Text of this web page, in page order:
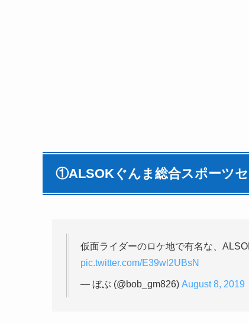
①ALSOKぐんま総合スポーツ
仮面ライダーのロケ地で有名な、
pic.twitter.com/E39wl2UBsN
— ぼぶ (@bob_gm826) August 8, 2019